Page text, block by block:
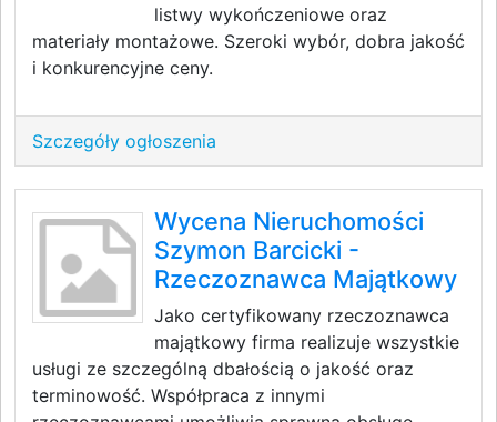
listwy wykończeniowe oraz
materiały montażowe. Szeroki wybór, dobra jakość
i konkurencyjne ceny.
Szczegóły ogłoszenia
Wycena Nieruchomości
Szymon Barcicki -
Rzeczoznawca Majątkowy
Jako certyfikowany rzeczoznawca
majątkowy firma realizuje wszystkie
usługi ze szczególną dbałością o jakość oraz
terminowość. Współpraca z innymi